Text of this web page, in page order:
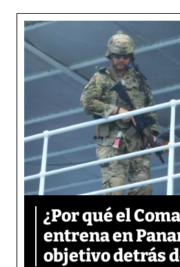
¿Por qué el
entrena en
objetivo detrás